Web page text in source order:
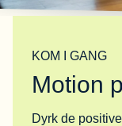
KOM I GANG
Motion
Dyrk de